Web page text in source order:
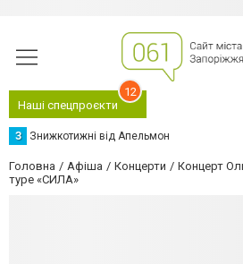
Наші спецпроєкти
12
З Знижкотижні від Апельмон
Головна Афіша Концерти
Концерт
туре «СИЛА»